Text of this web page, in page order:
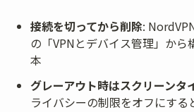
接続を切ってから削除:
の「VPNとデバイス管理」から
本
グレーアウト時はスクリーンタ
ライバシーの制限をオフにする